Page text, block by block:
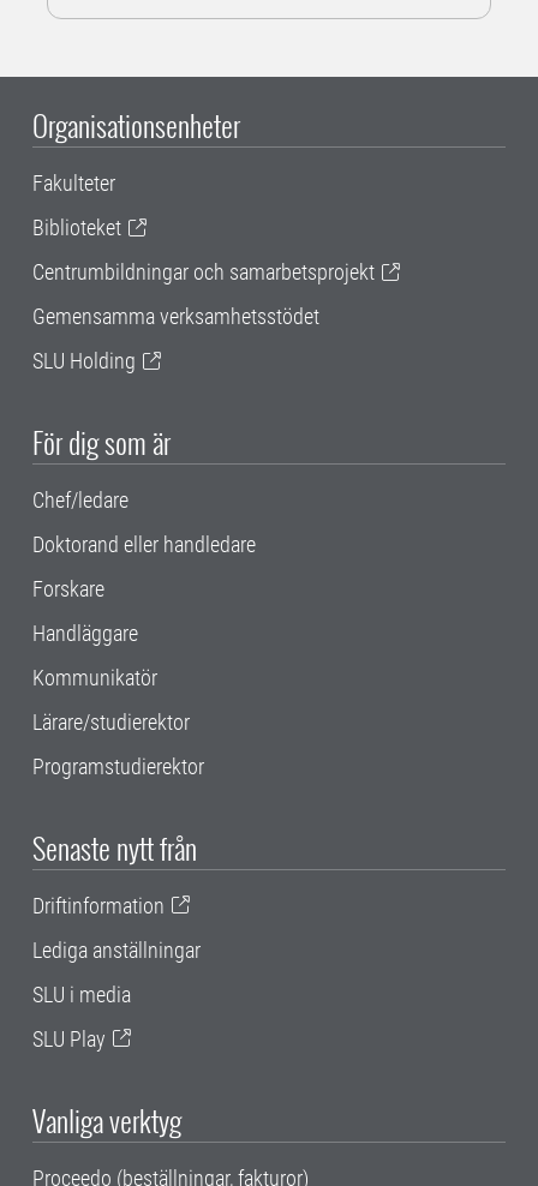
Organisationsenheter
Fakulteter
Biblioteket
Centrumbildningar och samarbetsprojekt
Gemensamma verksamhetsstödet
SLU Holding
För dig som är
Chef/ledare
Doktorand eller handledare
Forskare
Handläggare
Kommunikatör
Lärare/studierektor
Programstudierektor
Senaste nytt från
Driftinformation
Lediga anställningar
SLU i media
SLU Play
Vanliga verktyg
Proceedo (beställningar, fakturor)